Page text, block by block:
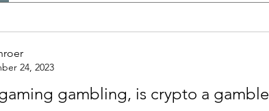
24, 2023
gambling, is crypto a gamble